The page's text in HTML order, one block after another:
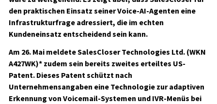
den praktischen Einsatz seiner Voice-AI-Agenten eine
Infrastrukturfrage adressiert, die im echten
Kundeneinsatz entscheidend sein kann.
Am 26. Mai meldeteSalesCloser Technologies Ltd. (WKN
A427WK)* zudem sein bereits zweites erteiltes US-
Patent. Dieses Patent schützt nach
Unternehmensangaben eine Technologie zur adaptiven
Erkennung von Voicemail-Systemen und IVR-Menüs bei